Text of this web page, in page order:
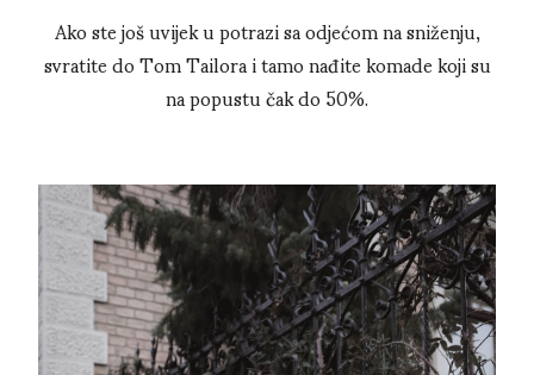
Ako ste još uvijek u potrazi sa odjećom na sniženju,
svratite do Tom Tailora i tamo nađite komade koji su
na popustu čak do 50%.